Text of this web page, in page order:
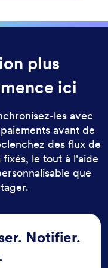
plus
ici
les avec
avant de
des flux de
le tout à l'aide
que
Notifier.